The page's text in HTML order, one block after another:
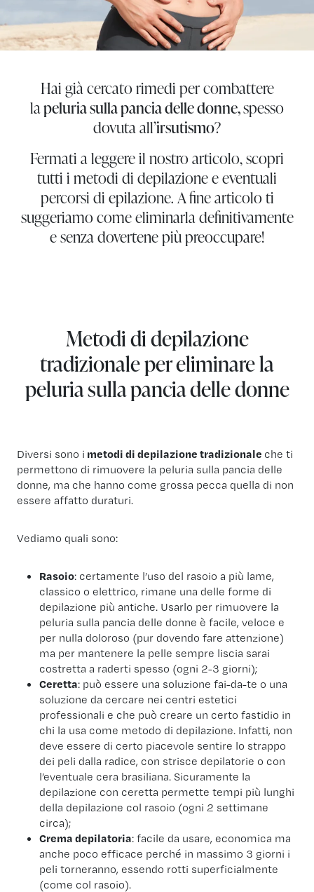
Hai già cercato rimedi per combattere
lapeluria sulla pancia delle donne,spesso
dovuta all’irsutismo?
Fermati a leggere il nostro articolo, scopri
tutti i metodi di depilazione e eventuali
percorsi di epilazione. A fine articolo ti
suggeriamo come eliminarla definitivamente
e senza dovertene più preoccupare!
Metodi di depilazione
tradizionale per eliminare la
peluria sulla pancia delle donne
Diversi sono i metodi di depilazione tradizionale che ti
permettono di rimuovere la peluria sulla pancia delle
donne, ma che hanno come grossa pecca quella di non
essere affatto duraturi.
Vediamo quali sono:
Rasoio: certamente l’uso del rasoio a più lame,
classico o elettrico, rimane una delle forme di
depilazione più antiche. Usarlo per rimuovere la
peluria sulla pancia delle donne è facile, veloce e
per nulla doloroso (pur dovendo fare attenzione)
ma per mantenere la pelle sempre liscia sarai
costretta a raderti spesso (ogni 2-3 giorni);
Ceretta: può essere una soluzione fai-da-te o una
soluzione da cercare nei centri estetici
professionali e che può creare un certo fastidio in
chi la usa come metodo di depilazione. Infatti, non
deve essere di certo piacevole sentire lo strappo
dei peli dalla radice, con strisce depilatorie o con
l’eventuale cera brasiliana. Sicuramente la
depilazione con ceretta permette tempi più lunghi
della depilazione col rasoio (ogni 2 settimane
circa);
Crema depilatoria: facile da usare, economica ma
anche poco efficace perché in massimo 3 giorni i
peli torneranno, essendo rotti superficialmente
(come col rasoio).